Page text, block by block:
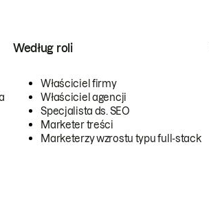
Według roli
Właściciel firmy
Właściciel agencji
Specjalista ds. SEO
Marketer treści
Marketerzy wzrostu typu full-stack